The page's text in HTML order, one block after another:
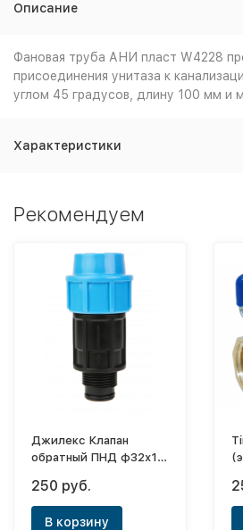
Описание
Фановая труба АНИ пласт W4228
присоединения унитаза к
углом 45 градусов, длину 100 мм и
Характеристики
Рекомендуем
Джилекс Клапан
обратный ПНД ф32х1"
250 руб.
В корзину